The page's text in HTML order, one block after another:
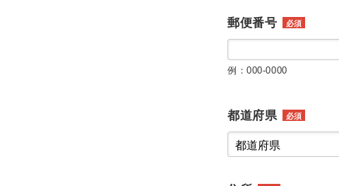
郵便番号 必須
例：000-0000
都道府県 必須